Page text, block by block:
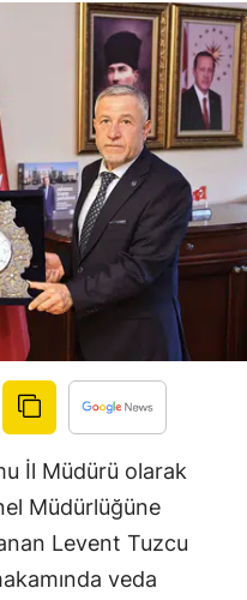
Bursa
Çanakkale
Çankırı
Çorum
Denizli
Diyarbakır
Edirne
Elazığ
Erzincan
Eskişehir
Gaziantep
İl Müdürü olarak
Müdürlüğüne
Levent Tuzcu
veda